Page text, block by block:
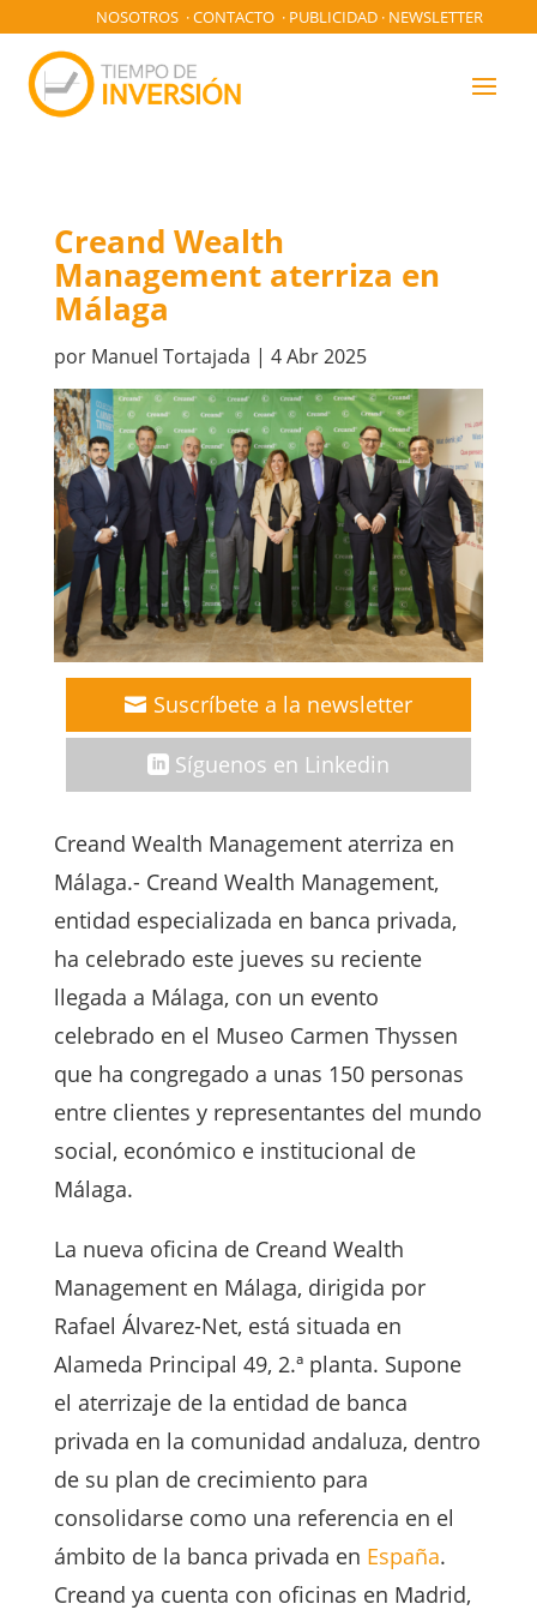
NOSOTROS ·CONTACTO · PUBLICIDAD · NEWSLETTER
Creand Wealth
Management aterriza en
Málaga
por Manuel Tortajada | 4 Abr 2025
Suscríbete a la newsletter
Síguenos en Linkedin
Creand Wealth Management aterriza en
Málaga.- Creand Wealth Management,
entidad especializada en banca privada,
ha celebrado este jueves su reciente
llegada a Málaga, con un evento
celebrado en el Museo Carmen Thyssen
que ha congregado a unas 150 personas
entre clientes y representantes del mundo
social, económico e institucional de
Málaga.
La nueva oficina de Creand Wealth
Management en Málaga, dirigida por
Rafael Álvarez-Net, está situada en
Alameda Principal 49, 2.ª planta. Supone
el aterrizaje de la entidad de banca
privada en la comunidad andaluza, dentro
de su plan de crecimiento para
consolidarse como una referencia en el
ámbito de la banca privada en España.
Creand ya cuenta con oficinas en Madrid,